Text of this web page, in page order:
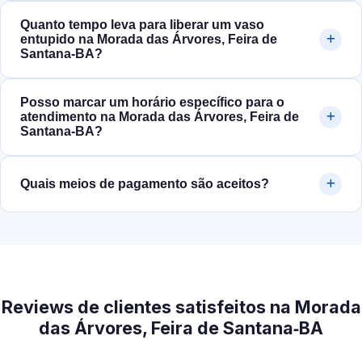
Quanto tempo leva para liberar um vaso
entupido na Morada das Árvores, Feira de
Santana‑BA?
Posso marcar um horário específico para o
atendimento na Morada das Árvores, Feira de
Santana‑BA?
Quais meios de pagamento são aceitos?
Reviews de clientes satisfeitos na Morada
das Árvores, Feira de Santana‑BA